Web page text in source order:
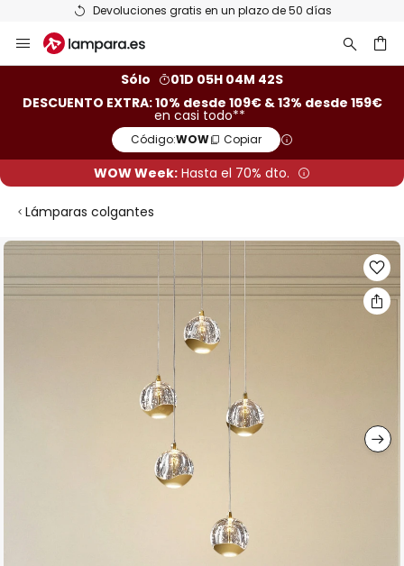
Devoluciones gratis en un plazo de 50 días
al
Sólo
01D 05H 04M 41S
DESCUENTO EXTRA: 10% desde 109€ & 13% desde 159€
en casi todo**
Código:WOW Copiar
WOW Week: Hasta el 70% dto.
Lámparas colgantes
Saltar
al
final